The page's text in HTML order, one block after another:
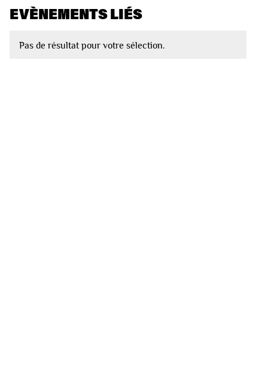
EVÈNEMENTS LIÉS
Pas de résultat pour votre sélection.